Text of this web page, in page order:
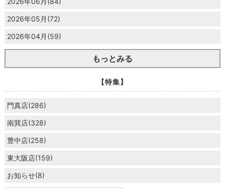
2026年05月(72)
2026年04月(59)
もっとみる
【特集】
門真店(286)
南巽店(328)
豊中店(258)
東大阪店(159)
お知らせ(8)